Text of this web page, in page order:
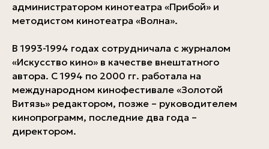
администратором кинотеатра «Прибой» и
методистом кинотеатра «Волна».
В 1993-1994 годах сотрудничала с журналом
«Искусство кино» в качестве внештатного
автора. С 1994 по 2000 гг. работала на
международном кинофестивале «Золотой
Витязь» редактором, позже – руководителем
кинопрограмм, последние два года –
директором.